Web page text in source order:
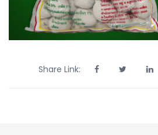
Share Link: